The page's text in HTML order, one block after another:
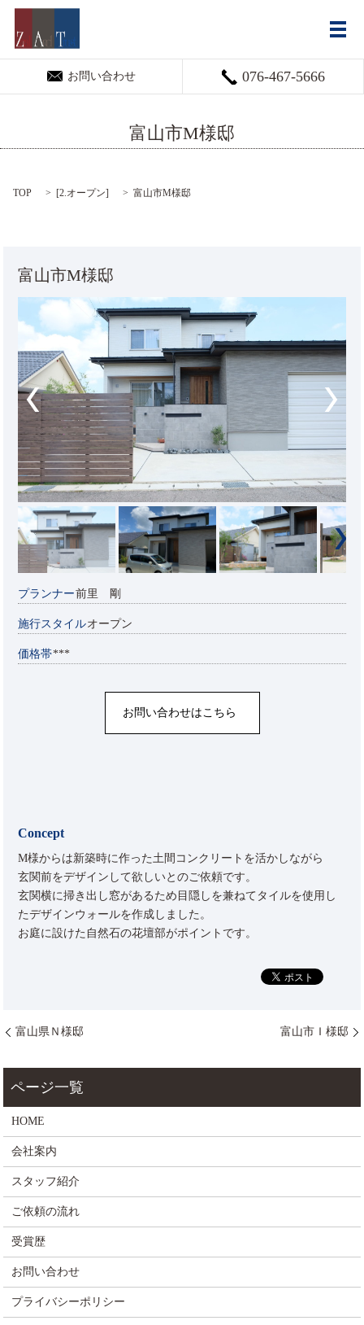
お問い合わせ 076-467-5666
メ
富山市M様邸
TOP [2.オープン] 富山市M様邸
富山市M様邸
プランナー前里 剛
施行スタイルオープン
価格帯***
お問い合わせはこちら
Concept
M様からは新築時に作った土間コンクリートを活かしながら
玄関前をデザインして欲しいとのご依頼です。
玄関横に掃き出し窓があるため目隠しを兼ねてタイルを使用し
たデザインウォールを作成しました。
お庭に設けた自然石の花壇部がポイントです。
富山県Ｎ様邸 富山市Ｉ様邸
HOME
会社案内
スタッフ紹介
ご依頼の流れ
受賞歴
お問い合わせ
プライバシーポリシー